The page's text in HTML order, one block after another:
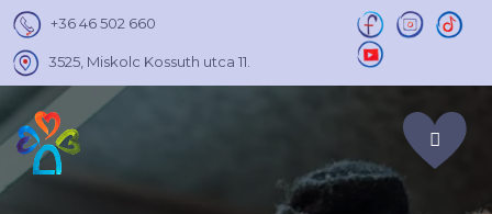
+36 46 502 660
3525, Miskolc Kossuth utca 11.